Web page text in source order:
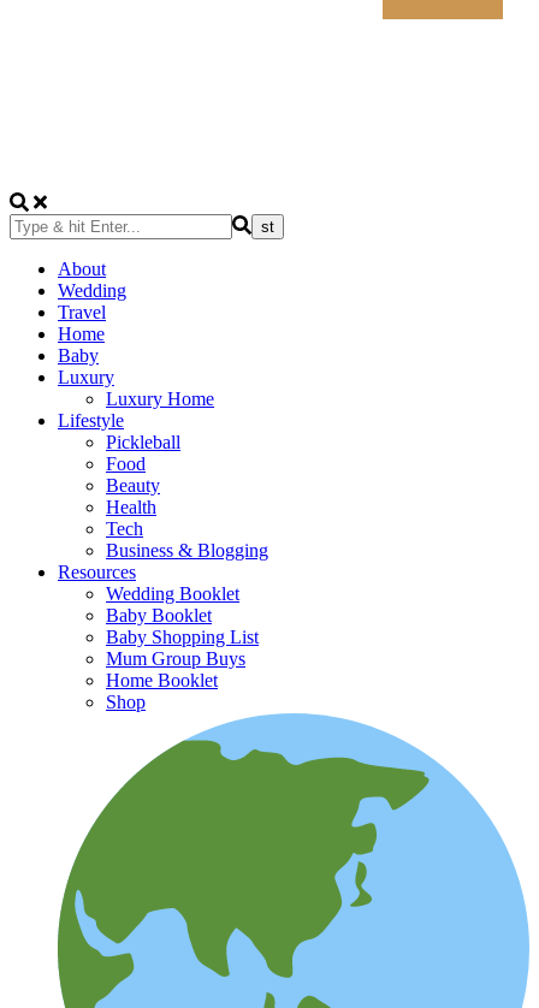
About
Wedding
Travel
Home
Baby
Luxury
Luxury Home
Lifestyle
Pickleball
Food
Beauty
Health
Tech
Business & Blogging
Resources
Wedding Booklet
Baby Booklet
Baby Shopping List
Mum Group Buys
Home Booklet
Shop